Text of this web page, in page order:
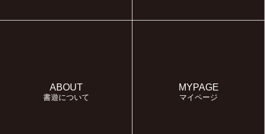
ABOUT
書遊について
MYPAGE
マイページ